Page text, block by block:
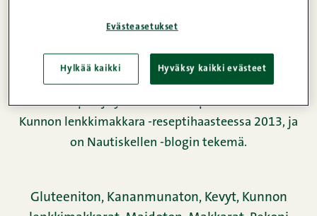
Rustiikkisen makkara-papucassouletin kruunaa
lempeän mausteinen liemi, jossa maistuvat chili,
valkosipuli ja yrtit. Tämä resepti oli mukana
Kunnon lenkkimakkara -reseptihaasteessa 2013, ja
on Nautiskellen -blogin tekemä.
Gluteeniton, Kananmunaton, Kevyt, Kunnon
Evästeasetukset
Hylkää kaikki Hyväksy kaikki evästeet